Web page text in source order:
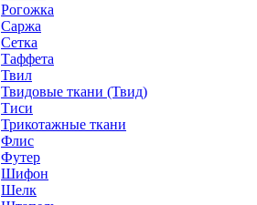
Рогожка
Саржа
Сетка
Таффета
Твил
Твидовые ткани (Твид)
Тиси
Трикотажные ткани
Флис
Футер
Шифон
Шелк